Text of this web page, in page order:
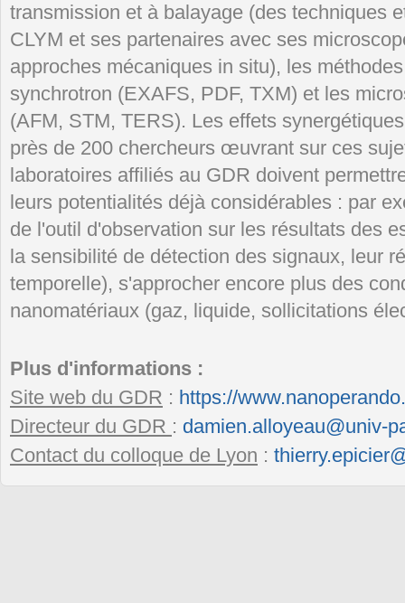
transmission et à balayage (des techniques
CLYM et ses partenaires avec ses
approches mécaniques in situ), les
synchrotron (EXAFS, PDF, TXM) et les
(AFM, STM, TERS). Les effets
près de 200 chercheurs œuvrant sur ces
laboratoires affiliés au GDR doivent
leurs potentialités déjà considérables : par
de l'outil d'observation sur les résultats des
la sensibilité de détection des signaux, leur
temporelle), s'approcher encore plus des
nanomatériaux (gaz, liquide, sollicitations
Plus d'informations :
Site web du GDR : https://
Directeur du GDR : damien.alloyeau@univ-
Contact du colloque de Lyon :